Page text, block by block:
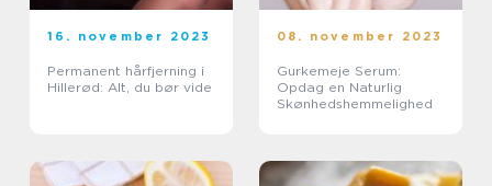
16. november 2023
Permanent hårfjerning i
Hillerød: Alt, du bør vide
08. november 2023
Gurkemeje Serum:
Opdag en Naturlig
Skønhedshemmelighed